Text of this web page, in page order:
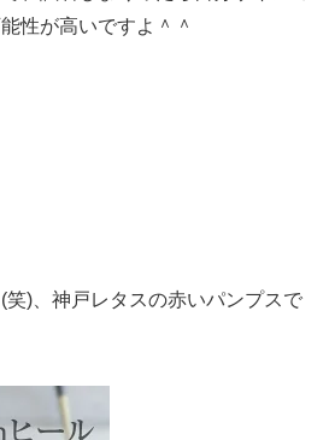
性が高いですよ＾＾
)、神戸レタスの赤いパンプスで